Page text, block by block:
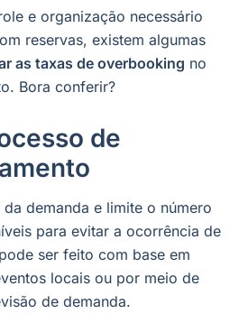
e organização necessário
reservas, existem algumas
as taxas de overbooking no
Bora conferir?
de
demanda e limite o número
para evitar a ocorrência de
ser feito com base em
locais ou por meio de
de demanda.